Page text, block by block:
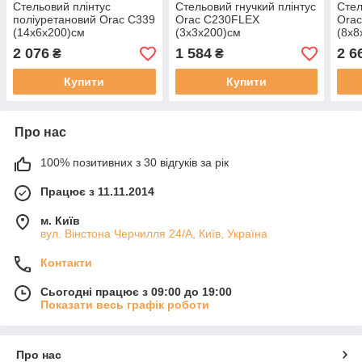
Стельовий плінтус
поліуретановий Orac C339
(14х6х200)см
2 076 ₴
Купити
Стельовий гнучкий плінтус
Orac C230FLEX
(3х3х200)см
1 584₴
Купити
2
Про нас
100% позитивних з 30 відгуків за рік
Працює з 11.11.2014
м. Київ
вул. Вінстона Черчилля 24/А, Київ, Україна
Контакти
Сьогодні працює з 09:00 до 19:00
Показати весь графік роботи
Про нас